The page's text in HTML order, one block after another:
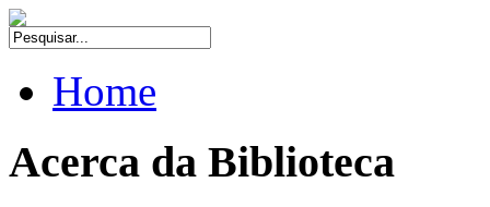
Home
Acerca da Biblioteca